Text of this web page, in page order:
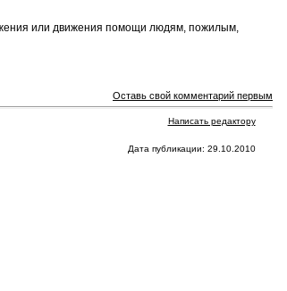
или движения помощи людям, пожилым,
Оставь свой комментарий первым
Написать редактору
Дата публикации: 29.10.2010